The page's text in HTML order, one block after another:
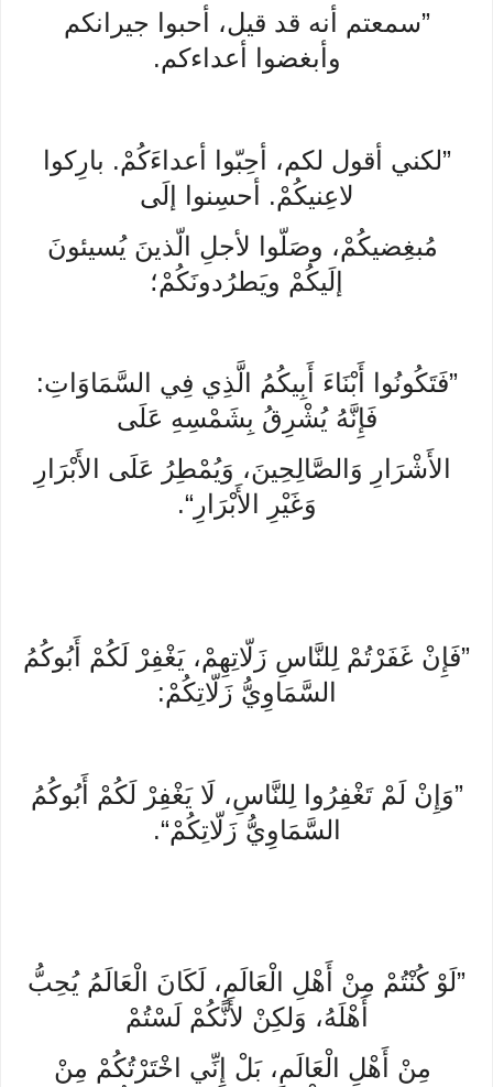
”سمعتم أنه قد قيل، أحبوا جيرانكم
وأبغضوا أعداءكم.
”لكني أقول لكم، أحِبّوا أعداءَكُمْ. بارِكوا
لاعِنيكُمْ. أحسِنوا إلَى
مُبغِضيكُمْ، وصَلّوا لأجلِ الّذينَ يُسيئونَ
إلَيكُمْ ويَطرُدونَكُمْ؛
”فَتَكُونُوا أَبْنَاءَ أَبِيكُمُ الَّذِي فِي السَّمَاوَاتِ:
فَإِنَّهُ يُشْرِقُ بِشَمْسِهِ عَلَى
الأَشْرَارِ وَالصَّالِحِينَ، وَيُمْطِرُ عَلَى الأَبْرَارِ
وَغَيْرِ الأَبْرَارِ“.
”فَإِنْ غَفَرْتُمْ لِلنَّاسِ زَلّاتِهِمْ، يَغْفِرْ لَكُمْ أَبُوكُمُ
السَّمَاوِيُّ زَلّاتِكُمْ:
”وَإِنْ لَمْ تَغْفِرُوا لِلنَّاسِ، لَا يَغْفِرْ لَكُمْ أَبُوكُمُ
السَّمَاوِيُّ زَلّاتِكُمْ“.
”لَوْ كُنْتُمْ مِنْ أَهْلِ الْعَالَمِ، لَكَانَ الْعَالَمُ يُحِبُّ
أَهْلَهُ، وَلكِنْ لأَنَّكُمْ لَسْتُمْ
مِنْ أَهْلِ الْعَالَمِ، بَلْ إِنِّي اخْتَرْتُكُمْ مِنْ